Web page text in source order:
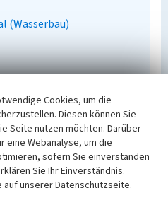
(Wasserbau)
Fachdatenbank
Cookies, um die
Diesen können Sie
Seite nutzen möchten. Darüber
eine Webanalyse, um die
sofern Sie einverstanden
Sie Ihr Einverständnis.
unserer Datenschutzseite.